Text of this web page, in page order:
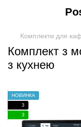
Комплекти для
Комплект з
з кухнею
НОВИНКА
3
3